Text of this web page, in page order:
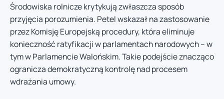
Środowiska rolnicze krytykują zwłaszcza sposób
przyjęcia porozumienia. Petel wskazał na zastosowanie
przez Komisję Europejską procedury, która eliminuje
konieczność ratyfikacji w parlamentach narodowych – w
tym w Parlamencie Walońskim. Takie podejście znacząco
ogranicza demokratyczną kontrolę nad procesem
wdrażania umowy.